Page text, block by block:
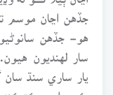
جڏهن اڃان موسم
هو- جڏهن
سار لهنديون
يار ساري سنڌ
ڪري اچي ڪڙڪندو